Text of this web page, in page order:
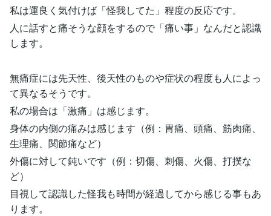
私は運良く気付けば「怪我してた」程度の反応です。
人に話すと痛そうな顔をするので「痛い事」なんだと認識
します。
無痛症には先天性、後天性のものや症状の程度も人によっ
て異なるそうです。
私の場合は「激痛」は感じます。
身体の内側の痛みは感じます（例：胃痛、頭痛、筋肉痛、
生理痛、関節痛など）
外傷に対して鈍いです（例：切傷、刺傷、火傷、打撲な
ど）
目視して認識した怪我も時間が経過してから感じる事もあ
ります。